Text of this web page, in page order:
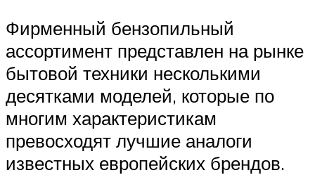
Фирменный бензопильный
ассортимент представлен на рынке
бытовой техники несколькими
десятками моделей, которые по
многим характеристикам
превосходят лучшие аналоги
известных европейских брендов.